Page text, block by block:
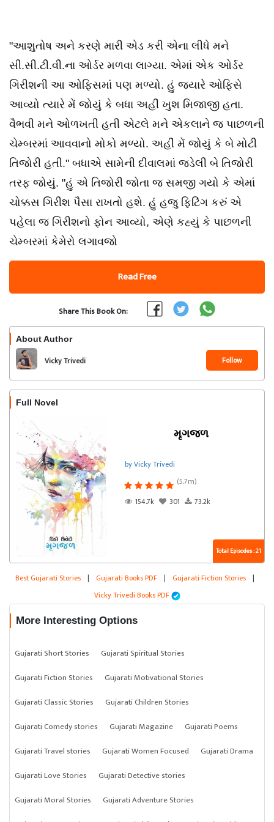
"આશુતોષ અને કરણે મારી એડ કરી એના લીધે મને
સી.સી.ટી.વી.ના ઓર્ડર મળવા લાગ્યા. એમાં એક ઓર્ડર
ગિરીશની આ ઓફિસમાં પણ મળ્યો. હું જ્યારે ઓફિસે
આવ્યો ત્યારે મેં જોયું કે બધા અહીં ખુશ મિજાજી હતા.
વૈભવી મને ઓળખતી હતી એટલે મને એકલાને જ પાછળની
ચેમ્બરમાં આવવાનો મોકો મળ્યો. અહીં મેં જોયું કે બે મોટી
તિજોરી હતી." બધાએ સામેની દીવાલમાં જડેલી બે તિજોરી
તરફ જોયું. "હું એ તિજોરી જોતા જ સમજી ગયો કે એમાં
ચોક્કસ ગિરીશ પૈસા રાખતો હશે. હું હજુ ફિટિંગ કરું એ
પહેલા જ ગિરીશનો ફોન આવ્યો, એણે કહ્યું કે પાછળની
ચેમ્બરમાં કેમેરો લગાવજો
Read Free
Share This Book On:
About Author
Vicky Trivedi Follow
Full Novel
મૃગજળ
by Vicky Trivedi
(5.7m)
154.7k
301 73.2k
Total Episodes : 21
Best Gujarati Stories | Gujarati Books PDF | Gujarati Fiction Stories |
Vicky Trivedi Books PDF
More Interesting Options
Gujarati Short Stories
Gujarati Spiritual Stories
Gujarati Fiction Stories
Gujarati Motivational Stories
Gujarati Classic Stories
Gujarati Children Stories
Gujarati Comedy stories
Gujarati Magazine
Gujarati Poems
Gujarati Travel stories
Gujarati Women Focused
Gujarati Drama
Gujarati Love Stories
Gujarati Detective stories
Gujarati Moral Stories
Gujarati Adventure Stories